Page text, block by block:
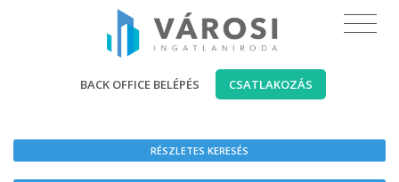
BACK OFFICE BELÉPÉS CSATLAKOZÁS
RÉSZLETES KERESÉS